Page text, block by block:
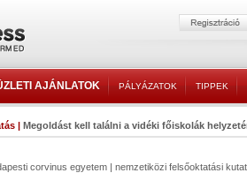
AJÁNLATOK PÁLYÁZATOK TIPPEK
| Megoldást kell találni a vidéki főiskolák
corvinus egyetem | nemzetiközi felsőoktatási